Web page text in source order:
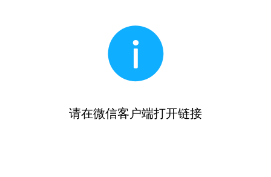
请在微信客户端打开链接